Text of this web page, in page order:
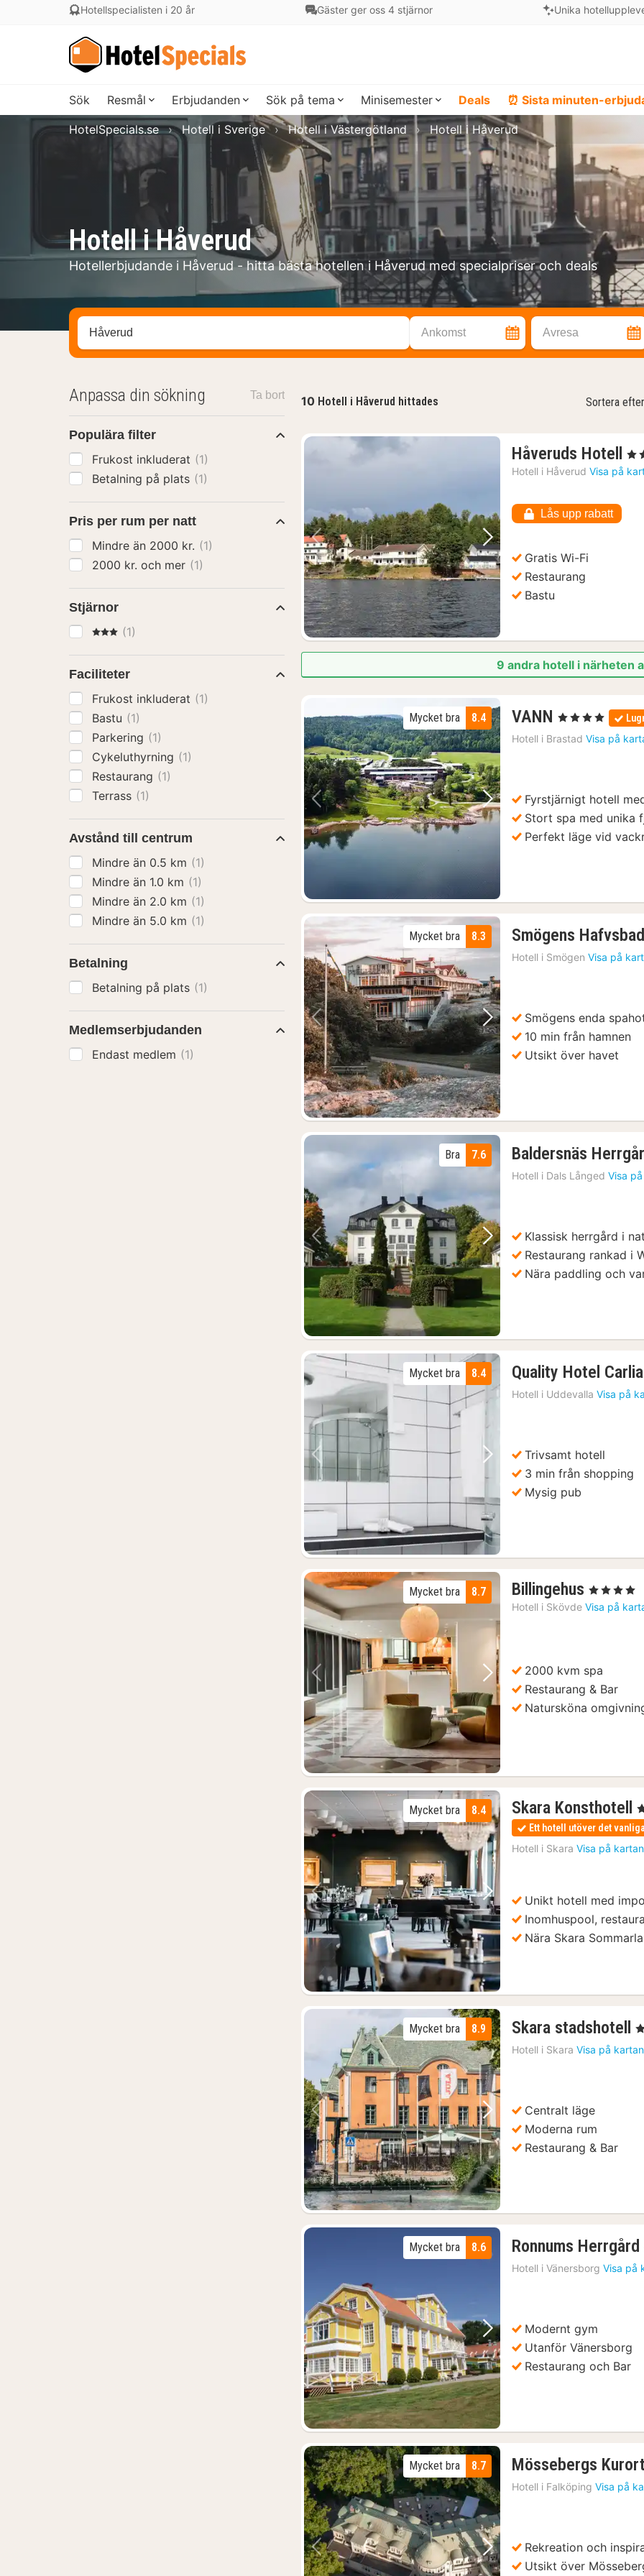
Hotellspecialisten i 20 år Gäster ger oss 4 stjärnor Unika
Sök Resmål Erbjudanden Sök på tema Minisemester Deals ⏰ Sista minuten-
Hotell i Håverud
Hotellerbjudande i Håverud - hitta bästa hotellen i Håverud med specialpriser och deals
HotelSpecials.se Hotell i Sverige Hotell i Västergötland Hotell i Håverud
Sök efter hotell, område eller stad Ankomst Avresa
10 Hotell i Håverud hittades Sortera efter
Föregående bild Nästa bild
Håveruds Hotell
1
, 3
Hotell i Håverud Visa på
Lås upp rabatt
Gratis Wi-Fi
Restaurang
Bastu
9 andra hotell i närheten
Föregående bild Nästa bild
8.4
Mycket bra VANN 2
nätter
för
, 4 Stjärnor
Hotell i Brastad Visa på
Fyrstjärnigt hotell
Stort spa med unika
Perfekt läge vid
Föregående bild Nästa bild
8.3
Mycket bra Smögens Hafvsbad
Hotell i Smögen Visa på
Smögens enda
10 min från hamnen
Utsikt över havet
Föregående bild Nästa bild
7.6
Bra Baldersnäs
Hotell i Dals Långed Visa
Klassisk herrgård i
Restaurang rankad i
Nära paddling och
Föregående bild Nästa bild
8.4
Mycket bra Quality Hotel Carlia
Hotell i Uddevalla Visa på
Trivsamt hotell
3 min från shopping
Mysig pub
Föregående bild Nästa bild
8.7
Mycket bra Billingehus 2
nätter
, 4 Stjärnor
Hotell i Skövde Visa på
2000 kvm spa
Restaurang & Bar
Natursköna
Föregående bild Nästa bild
8.4
Mycket bra Skara Konsthotell ,
Ett hotell utöver det vanliga
Hotell i Skara Visa på kartan
Unikt hotell med
Inomhuspool,
Nära Skara
Föregående bild Nästa bild
8.9
Mycket bra Skara stadshotell
2
,
Hotell i Skara Visa på kartan
Centralt läge
Moderna rum
Restaurang & Bar
Föregående bild Nästa bild
8.6
Mycket bra Ronnums Herrgård
Hotell i Vänersborg Visa på
Modernt gym
Utanför Vänersborg
Restaurang och Bar
Föregående bild Nästa bild
8.7
Mycket bra Mössebergs Kurort
Hotell i Falköping Visa på
Rekreation och
Utsikt över
Anpassa din sökning Ta bort
Populära filter
Frukost inkluderat (1)
Betalning på plats (1)
Pris per rum per natt
Mindre än 2000 kr. (1)
2000 kr. och mer (1)
Stjärnor
3 Stjärnor
(1)
Faciliteter
Frukost inkluderat (1)
Bastu (1)
Parkering (1)
Cykeluthyrning (1)
Restaurang (1)
Terrass (1)
Avstånd till centrum
Mindre än 0.5 km (1)
Mindre än 1.0 km (1)
Mindre än 2.0 km (1)
Mindre än 5.0 km (1)
Betalning
Betalning på plats (1)
Medlemserbjudanden
Endast medlem (1)